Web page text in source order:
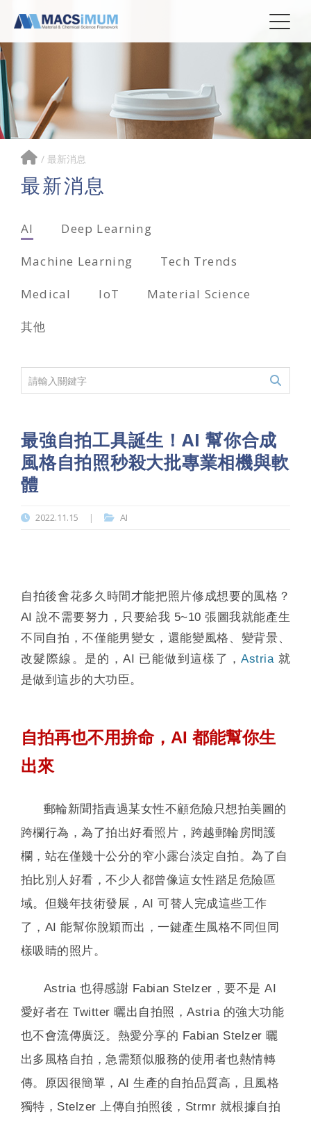
/ 最新消息
最新消息
AI Deep Learning
Machine Learning Tech Trends
Medical IoT Material Science
其他
最強自拍工具誕生！AI 幫你合成
風格自拍照秒殺大批專業相機與軟
體
2022.11.15 | AI
自拍後會花多久時間才能把照片修成想要的風格？
AI 說不需要努力，只要給我 5~10 張圖我就能產生
不同自拍，不僅能男變女，還能變風格、變背景、
改髮際線。是的，AI 已能做到這樣了，Astria 就
是做到這步的大功臣。
自拍再也不用拚命，AI 都能幫你生
出來
郵輪新聞指責過某女性不顧危險只想拍美圖的
跨欄行為，為了拍出好看照片，跨越郵輪房間護
欄，站在僅幾十公分的窄小露台淡定自拍。為了自
拍比別人好看，不少人都曾像這女性踏足危險區
域。但幾年技術發展，AI 可替人完成這些工作
了，AI 能幫你脫穎而出，一鍵產生風格不同但同
樣吸睛的照片。
Astria 也得感謝 Fabian Stelzer，要不是 AI
愛好者在 Twitter 曬出自拍照，Astria 的強大功能
也不會流傳廣泛。熱愛分享的 Fabian Stelzer 曬
出多風格自拍，急需類似服務的使用者也熱情轉
傳。原因很簡單，AI 生產的自拍品質高，且風格
獨特，Stelzer 上傳自拍照後，Strmr 就根據自拍